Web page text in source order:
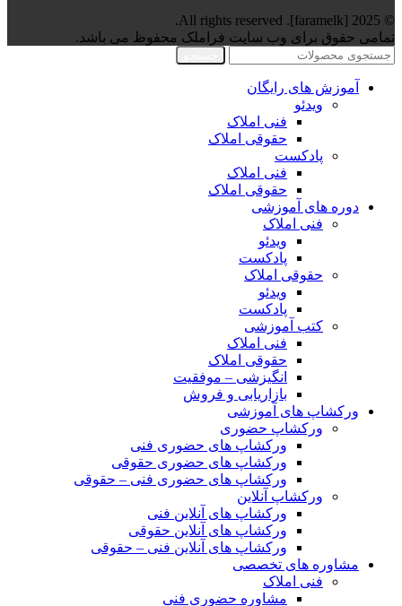
© 2025 [faramelk]. All rights reserved.
تمامی حقوق برای وب سایت فراملک محفوظ می باشد.
آموزش های رایگان
ویدئو
فنی املاک
حقوقی املاک
پادکست
فنی املاک
حقوقی املاک
دوره های آموزشی
فنی املاک
ویدئو
پادکست
حقوقی املاک
ویدئو
پادکست
کتب آموزشی
فنی املاک
حقوقی املاک
انگیزشی – موفقیت
بازاریابی و فروش
ورکشاپ های آموزشی
ورکشاپ حضوری
ورکشاپ های حضوری فنی
ورکشاپ های حضوری حقوقی
ورکشاپ های حضوری فنی – حقوقی
ورکشاپ آنلاین
ورکشاپ های آنلاین فنی
ورکشاپ های آنلاین حقوقی
ورکشاپ های آنلاین فنی – حقوقی
مشاوره های تخصصی
فنی املاک
مشاوره حضوری فنی